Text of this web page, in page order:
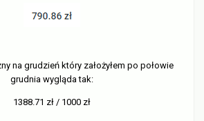
na grudzień który założyłem po połowie
grudnia wygląda tak:
1388.71 zł / 1000 zł